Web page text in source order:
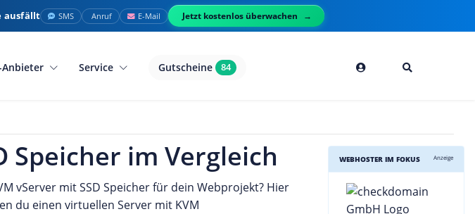
ausfällt SMS Anruf E-Mail Jetzt kostenlos überwachen
Anbieter Service Gutscheine 84
Speicher im Vergleich
vServer mit SSD Speicher für dein Webprojekt? Hier
du einen virtuellen Server mit KVM
WEBHOSTER IM FOKUS Anzeige